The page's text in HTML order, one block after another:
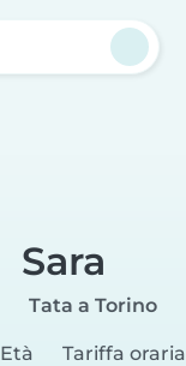
Sara
Tata a Torino
Età
Tariffa oraria